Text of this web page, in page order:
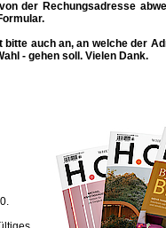
der Rechungsadresse
bitte auch an, an welche der
- gehen soll. Vielen Dank.